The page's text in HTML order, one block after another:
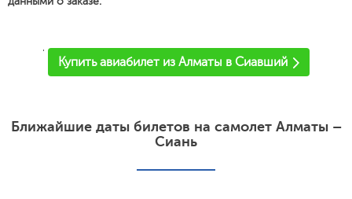
'
Купить авиабилет из Алматы в Сиавший
Ближайшие даты билетов на самолет Алматы –
Сиань